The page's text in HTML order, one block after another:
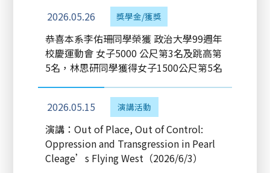
2026.05.26 獎學金/獲獎
恭喜本系李佑珊同學榮獲 政治大學99週年
校慶運動會 女子5000 公尺第3名及跳高第
5名，林思研同學獲得女子1500公尺第5名
2026.05.15 演講活動
演講：Out of Place, Out of Control:
Oppression and Transgression in Pearl
Cleage’s Flying West（2026/6/3）